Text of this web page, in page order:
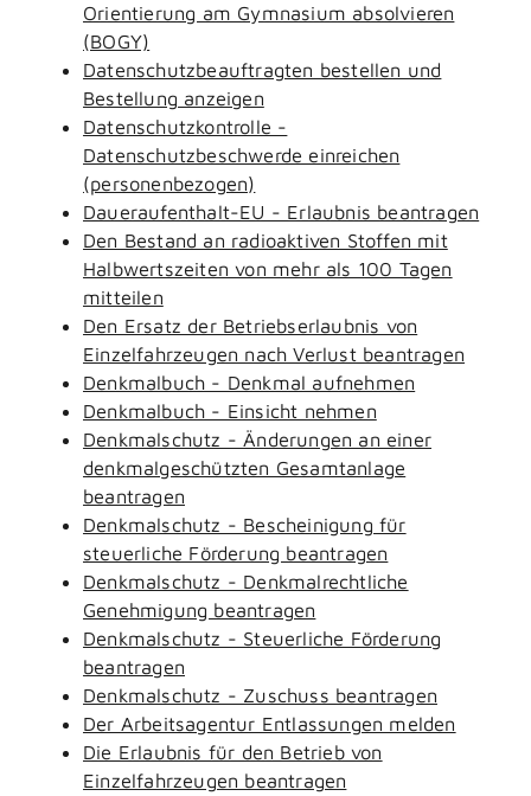
Orientierung am Gymnasium absolvieren
(BOGY)
Datenschutzbeauftragten bestellen und
Bestellung anzeigen
Datenschutzkontrolle -
Datenschutzbeschwerde einreichen
(personenbezogen)
Daueraufenthalt-EU - Erlaubnis beantragen
Den Bestand an radioaktiven Stoffen mit
Halbwertszeiten von mehr als 100 Tagen
mitteilen
Den Ersatz der Betriebserlaubnis von
Einzelfahrzeugen nach Verlust beantragen
Denkmalbuch - Denkmal aufnehmen
Denkmalbuch - Einsicht nehmen
Denkmalschutz - Änderungen an einer
denkmalgeschützten Gesamtanlage
beantragen
Denkmalschutz - Bescheinigung für
steuerliche Förderung beantragen
Denkmalschutz - Denkmalrechtliche
Genehmigung beantragen
Denkmalschutz - Steuerliche Förderung
beantragen
Denkmalschutz - Zuschuss beantragen
Der Arbeitsagentur Entlassungen melden
Die Erlaubnis für den Betrieb von
Einzelfahrzeugen beantragen